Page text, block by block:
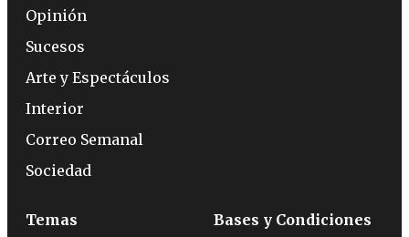
Opinión
Sucesos
Arte y Espectáculos
Interior
Correo Semanal
Sociedad
Temas
Bases y Condiciones